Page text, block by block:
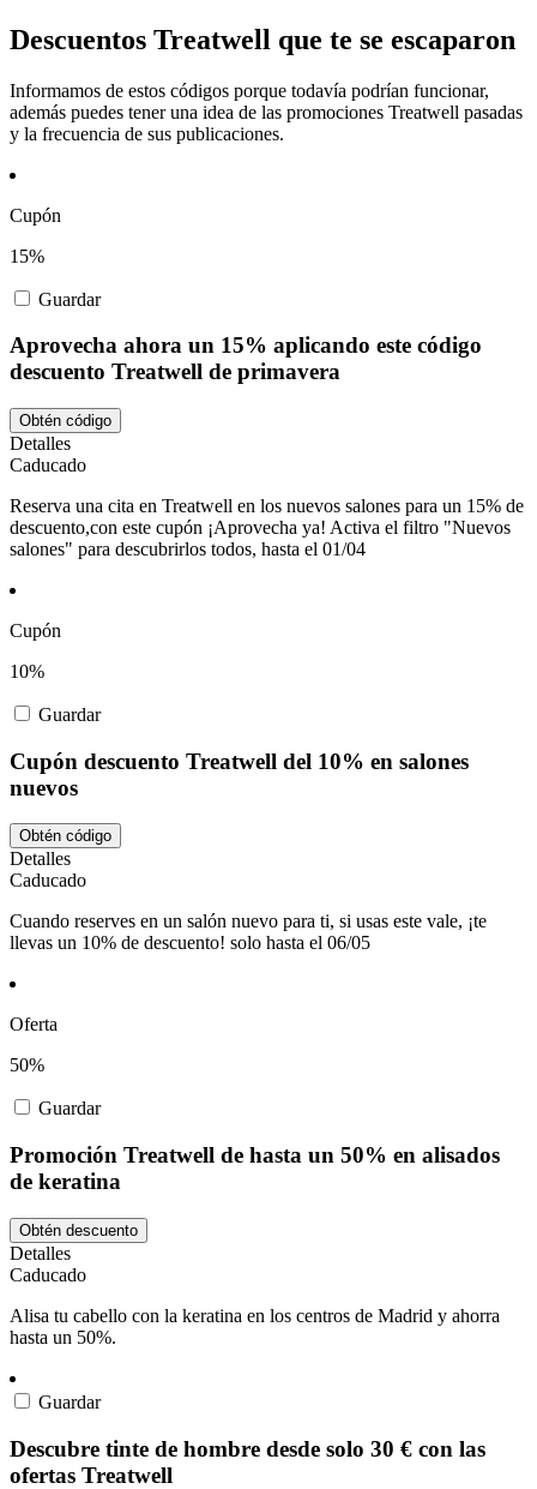
Descuentos Treatwell que te se escaparon
Informamos de estos códigos porque todavía podrían funcionar,
además puedes tener una idea de las promociones Treatwell pasadas
y la frecuencia de sus publicaciones.
Cupón
15%
Guardar
Aprovecha ahora un 15% aplicando este código
descuento Treatwell de primavera
Obtén código
Detalles
Caducado
Reserva una cita en Treatwell en los nuevos salones para un 15% de
descuento,con este cupón ¡Aprovecha ya! Activa el filtro "Nuevos
salones" para descubrirlos todos, hasta el 01/04
Cupón
10%
Guardar
Cupón descuento Treatwell del 10% en salones
nuevos
Obtén código
Detalles
Caducado
Cuando reserves en un salón nuevo para ti, si usas este vale, ¡te
llevas un 10% de descuento! solo hasta el 06/05
Oferta
50%
Guardar
Promoción Treatwell de hasta un 50% en alisados
de keratina
Obtén descuento
Detalles
Caducado
Alisa tu cabello con la keratina en los centros de Madrid y ahorra
hasta un 50%.
Guardar
Descubre tinte de hombre desde solo 30 € con las
ofertas Treatwell